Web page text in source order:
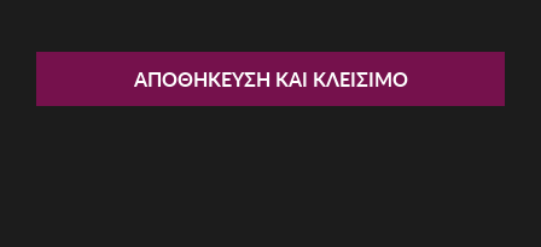
Ανδρικό Ρολόι KCNY
ΑΠΟΘΉΚΕΥΣΗ ΚΑΙ ΚΛΕΊΣΙΜΟ